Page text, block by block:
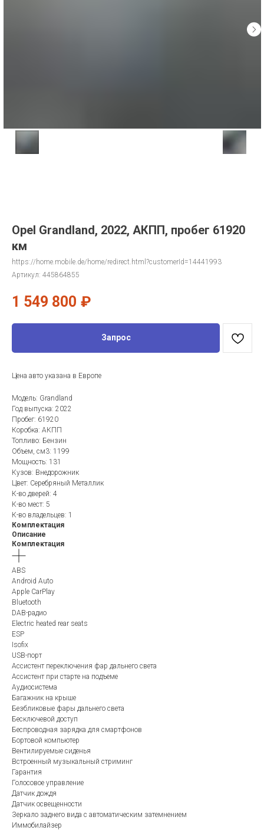
Opel Grandland, 2022, АКПП, пробег 61920
км
https://home.mobile.de/home/redirect.html?customerId=14441993
Артикул: 445864855
1 549 800 ₽
Запрос
Цена авто указана в Европе
Модель: Grandland
Год выпуска: 2022
Пробег: 61920
Коробка: АКПП
Топливо: Бензин
Объем, см3: 1199
Мощность: 131
Кузов: Внедорожник
Цвет: Серебряный Металлик
К-во дверей: 4
К-во мест: 5
К-во владельцев: 1
Комплектация
Описание
Комплектация
ABS
Android Auto
Apple CarPlay
Bluetooth
DAB-радио
Electric heated rear seats
ESP
Isofix
USB-порт
Ассистент переключения фар дальнего света
Ассистент при старте на подъеме
Аудиосистема
Багажник на крыше
Безбликовые фары дальнего света
Бесключевой доступ
Беспроводная зарядка для смартфонов
Бортовой компьютер
Вентилируемые сиденья
Встроенный музыкальный стриминг
Гарантия
Голосовое управление
Датчик дождя
Датчик освещенности
Зеркало заднего вида с автоматическим затемнением
Иммобилайзер